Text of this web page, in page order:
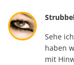
Sehe
haben
mit